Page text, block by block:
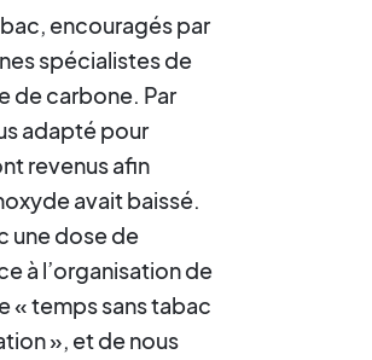
encouragés par
spécialistes de
de carbone. Par
adapté pour
revenus afin
avait baissé.
une dose de
à l’organisation de
« temps sans tabac
», et de nous